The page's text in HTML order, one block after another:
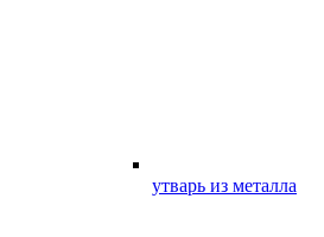
утварь из металла